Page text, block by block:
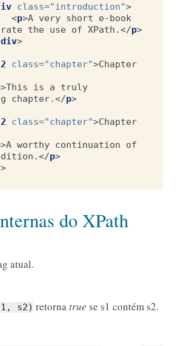
class="introduction">
<p>A very short e-book
the use of XPath.</p>
div>
class="chapter">Chapter
>This is a truly
chapter.</p>
class="chapter">Chapter
>A worthy continuation of
</p>
>
do XPath
atual.
s2) retorna true se s1 contém s2.